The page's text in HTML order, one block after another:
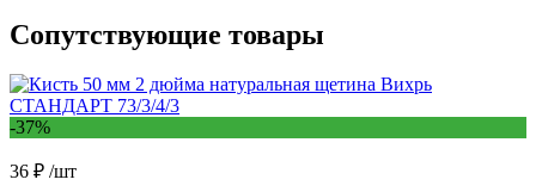
Сопутствующие товары
-37%
36 ₽ /шт